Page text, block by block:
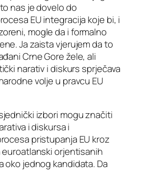
nas je dovelo do
EU integracija koje bi, i
mogle da i formalno
Ja zaista vjerujem da to
Crne Gore žele, ali
narativ i diskurs sprječava
volje u pravcu EU
izbori mogu značiti
i diskursa i
pristupanja EU kroz
orjentisanih
oko jednog kandidata. Da